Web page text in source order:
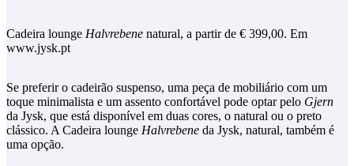
Cadeira lounge Halvrebene natural, a partir de € 399,00. Em
www.jysk.pt
Se preferir o cadeirão suspenso, uma peça de mobiliário com um
toque minimalista e um assento confortável pode optar pelo Gjern
da Jysk, que está disponível em duas cores, o natural ou o preto
clássico. A Cadeira lounge Halvrebene da Jysk, natural, também é
uma opção.